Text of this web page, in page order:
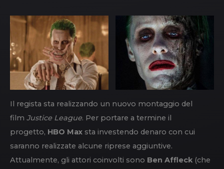
Il regista sta realizzando un nuovo montaggio del
film Justice League. Per portare a termine il
progetto, HBO Max sta investendo denaro con cui
saranno realizzate alcune riprese aggiuntive.
Attualmente, gli attori coinvolti sono Ben Affleck (che